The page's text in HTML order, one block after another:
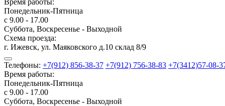
Время работы:
Понедельник-Пятница
с 9.00 - 17.00
Суббота, Воскресенье - Выходной
Схема проезда:
г. Ижевск, ул. Маяковского д.10 склад 8/9
Телефоны: +7(912) 856-38-37 +7(912) 756-38-83 +7(3412)57-08-
Время работы:
Понедельник-Пятница
с 9.00 - 17.00
Суббота, Воскресенье - Выходной